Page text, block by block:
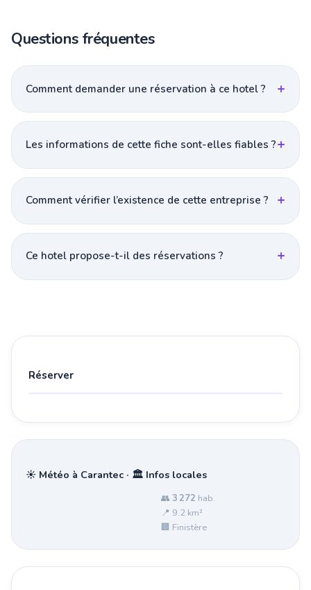
Questions fréquentes
Comment demander une réservation à ce hotel ?
Les informations de cette fiche sont-elles fiables ?
Comment vérifier l’existence de cette entreprise ?
Ce hotel propose-t-il des réservations ?
Réserver
☀️ Météo à Carantec · 🏛️ Infos locales
👥 3 272 hab.
📍 9.2 km²
🏢 Finistère